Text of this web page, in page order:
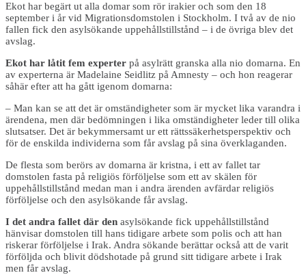
Ekot har begärt ut alla domar som rör irakier och som den 18
september i år vid Migrationsdomstolen i Stockholm. I två av de nio
fallen fick den asylsökande uppehållstillstånd – i de övriga blev det
avslag.
Ekot har låtit fem experter på asylrätt granska alla nio domarna. En
av experterna är Madelaine Seidlitz på Amnesty – och hon reagerar
såhär efter att ha gått igenom domarna:
– Man kan se att det är omständigheter som är mycket lika varandra i
ärendena, men där bedömningen i lika omständigheter leder till olika
slutsatser. Det är bekymmersamt ur ett rättssäkerhetsperspektiv och
för de enskilda individerna som får avslag på sina överklaganden.
De flesta som berörs av domarna är kristna, i ett av fallet tar
domstolen fasta på religiös förföljelse som ett av skälen för
uppehållstillstånd medan man i andra ärenden avfärdar religiös
förföljelse och den asylsökande får avslag.
I det andra fallet där den asylsökande fick uppehållstillstånd
hänvisar domstolen till hans tidigare arbete som polis och att han
riskerar förföljelse i Irak. Andra sökande berättar också att de varit
förföljda och blivit dödshotade på grund sitt tidigare arbete i Irak
men får avslag.